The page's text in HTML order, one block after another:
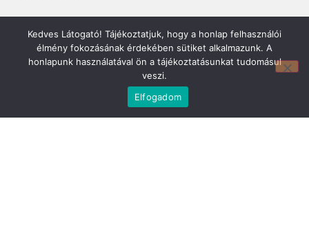
Kedves Látogató! Tájékoztatjuk, hogy a honlap felhasználói
élmény fokozásának érdekében sütiket alkalmazunk. A
honlapunk használatával ön a tájékoztatásunkat tudomásul
veszi.
Elfogadom